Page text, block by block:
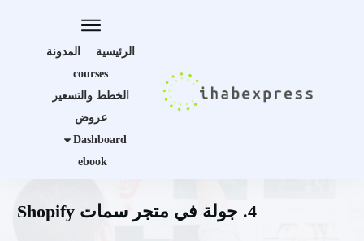
الرئيسية
المدونة
courses
الخطط والتسعير
عروض
Dashboard
ebook
4. جولة في متجر سمات Shopify